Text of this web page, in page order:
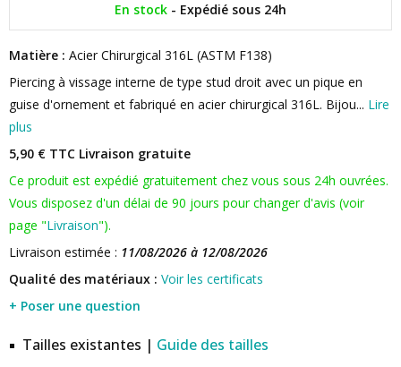
En stock - Expédié sous 24h
Matière : Acier Chirurgical 316L (ASTM F138)
Piercing à vissage interne de type stud droit avec un pique en
guise d'ornement et fabriqué en acier chirurgical 316L. Bijou... Lire
plus
5,90 € TTC Livraison gratuite
Ce produit est expédié gratuitement chez vous sous 24h ouvrées.
Vous disposez d'un délai de 90 jours pour changer d'avis (voir
page "Livraison").
Livraison estimée : 11/08/2026 à 12/08/2026
Qualité des matériaux : Voir les certificats
+ Poser une question
Tailles existantes | Guide des tailles